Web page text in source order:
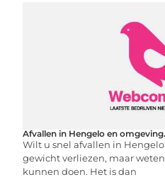
Afvallen in Hengelo en omgeving.
Wilt u snel afvallen in
gewicht verliezen, maar
kunnen doen. Het is dan